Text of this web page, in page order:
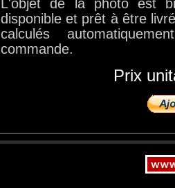
L'objet de la photo est
disponible et prêt à être
calculés
commande.
Prix